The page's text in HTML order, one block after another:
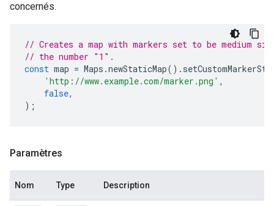
concernés.
// Creates a map with markers set to be medium
// the number "1".
const map = Maps .newStaticMap().
'http://www.example.com/marker.png' ,
false,
);
Paramètres
Nom Type Description